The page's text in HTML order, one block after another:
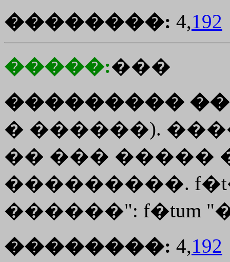
��������: 4,192
�����:���
���������
� ������).
�� ��� �����
���������.
������": f�tum
��������: 4,192